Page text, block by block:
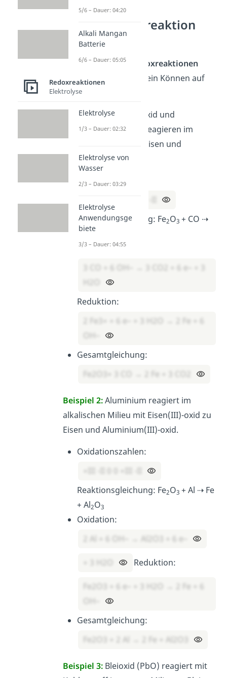
Übung: Redoxreaktion
aufstellen
In den folgenden
Redoxreaktionen
Übungen
kannst du dein Können auf
die Probe stellen:
Beispiel 1:Eisen(III)-oxid und
Kohlenstoffmonoxid reagieren im
alkalischen Milieu zu Eisen und
Kohlenstoffdioxid.
Oxidationszahlen:
Reaktionsgleichung: Fe2O3 + CO ⇢
Fe + CO
Oxidation:
3 CO + 6 OH– → 3 CO2 + 6 e– + 3
Reduktion:
2 Fe3+ + 6 e– + 3 H2O → 2 Fe + 6
Gesamtgleichung:
Fe2O3+ 3 CO → 2 Fe + 3 CO2
Beispiel 2:Aluminium reagiert im
alkalischen Milieu mit Eisen(III)-oxid zu
Eisen und Aluminium(III)-oxid.
Oxidationszahlen:
Reaktionsgleichung: Fe2O3 + Al ⇢ Fe
+ Al2O3
Oxidation:
2 Al + 6 OH– → Al2O3 + 6 e–
Reduktion:
Fe2O3 + 6 e– + 3 H2O → 2 Fe + 6
Gesamtgleichung:
Fe2O3 + 2 Al → 2 Fe + Al2O3
Beispiel 3:Bleioxid (PbO) reagiert mit
5/6 – Dauer: 04:20
Alkali Mangan
Batterie
6/6 – Dauer: 05:05
Redoxreaktionen
Elektrolyse
Elektrolyse
1/3 – Dauer: 02:32
Elektrolyse von
Wasser
2/3 – Dauer: 03:29
Elektrolyse
Anwendungsge
biete
3/3 – Dauer: 04:55